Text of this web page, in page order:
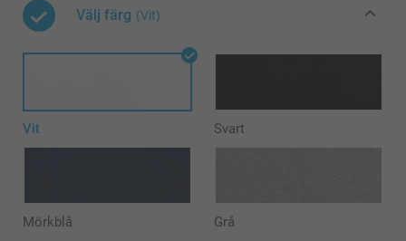
Välj färg (Vit)
Vit Svart
Mörkblå Grå